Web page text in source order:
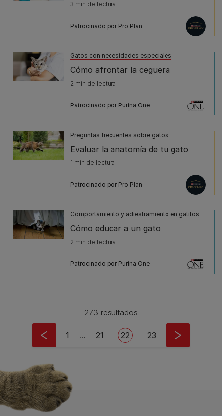
3 min de lectura
Patrocinado por Pro Plan
Gatos con necesidades especiales
Cómo afrontar la ceguera
2 min de lectura
Patrocinado por Purina One
Preguntas frecuentes sobre gatos
Evaluar la anatomía de tu gato
1 min de lectura
Patrocinado por Pro Plan
Comportamiento y adiestramiento en gatitos
Cómo educar a un gato
2 min de lectura
Patrocinado por Purina One
273 resultados
Pagination
First page
1 … Page
21 Current page
22 Page
23